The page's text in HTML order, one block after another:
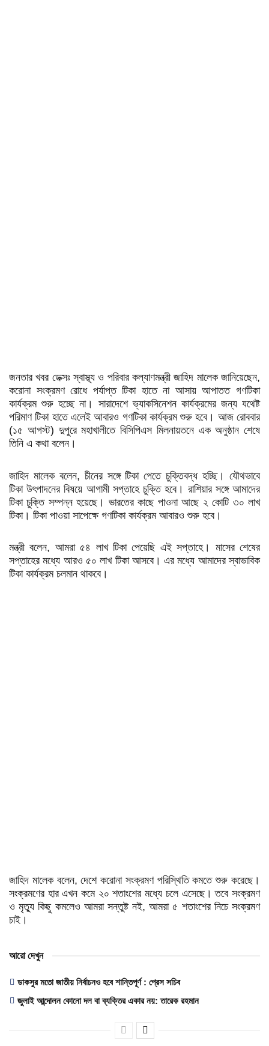
জনতার খবর ডেক্সঃ স্বাস্থ্য ও পরিবার কল্যাণমন্ত্রী জাহিদ মালেক জানিয়েছেন,
করোনা সংক্রমণ রোধে পর্যাপ্ত টিকা হাতে না আসায় আপাতত গণটিকা
কার্যক্রম শুরু হচ্ছে না। সারাদেশে ভ্যাকসিনেশন কার্যক্রমের জন্য যথেষ্ট
পরিমাণ টিকা হাতে এলেই আবারও গণটিকা কার্যক্রম শুরু হবে। আজ রোববার
(১৫ আগস্ট) দুপুরে মহাখালীতে বিসিপিএস মিলনায়তনে এক অনুষ্ঠান শেষে
তিনি এ কথা বলেন।
জাহিদ মালেক বলেন, চীনের সঙ্গে টিকা পেতে চুক্তিবদ্ধ হচ্ছি। যৌথভাবে
টিকা উৎপাদনের বিষয়ে আগামী সপ্তাহে চুক্তি হবে। রাশিয়ার সঙ্গে আমাদের
টিকা চুক্তি সম্পন্ন হয়েছে। ভারতের কাছে পাওনা আছে ২ কোটি ৩০ লাখ
টিকা। টিকা পাওয়া সাপেক্ষে গণটিকা কার্যক্রম আবারও শুরু হবে।
মন্ত্রী বলেন, আমরা ৫৪ লাখ টিকা পেয়েছি এই সপ্তাহে। মাসের শেষের
সপ্তাহের মধ্যে আরও ৫০ লাখ টিকা আসবে। এর মধ্যে আমাদের স্বাভাবিক
টিকা কার্যক্রম চলমান থাকবে।
জাহিদ মালেক বলেন, দেশে করোনা সংক্রমণ পরিস্থিতি কমতে শুরু করেছে।
সংক্রমণের হার এখন কমে ২০ শতাংশের মধ্যে চলে এসেছে। তবে সংক্রমণ
ও মৃত্যু কিছু কমলেও আমরা সন্তুষ্ট নই, আমরা ৫ শতাংশের নিচে সংক্রমণ
চাই।
আরো দেখুন
ডাকসুর মতো জাতীয় নির্বাচনও হবে শান্তিপূর্ণ : প্রেস সচিব
জুলাই আন্দোলন কোনো দল বা ব্যক্তির একার নয়: তারেক রহমান